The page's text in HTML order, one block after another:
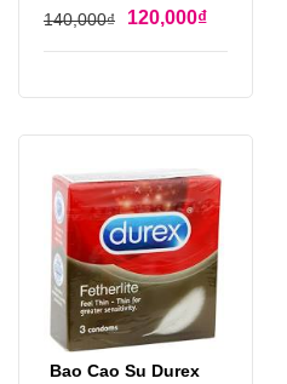
140,000₫ 120,000₫
Bao Cao Su Durex